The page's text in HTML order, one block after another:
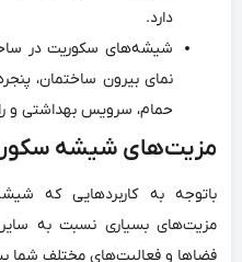
دارد.
شیشه‌های سکوریت در
نمای بیرون ساختمان،
حمام، سرویس بهداشتی و
مزیت‌های شیشه
باتوجه به کاربردهایی که
مزیت‌های بسیاری نسبت به
فضاها و فعالیت‌های مختلف شما